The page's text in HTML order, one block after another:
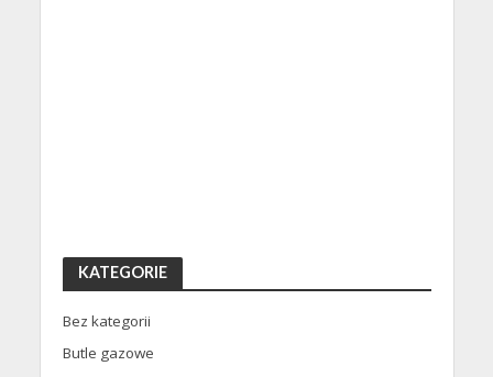
KATEGORIE
Bez kategorii
Butle gazowe